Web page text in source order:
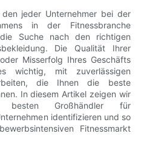
jeder Unternehmer bei der
in der Fitnessbranche
Suche nach den richtigen
Die Qualität Ihrer
Misserfolg Ihres Geschäfts
wichtig, mit zuverlässigen
die Ihnen die beste
In diesem Artikel zeigen wir
Großhändler für
identifizieren und so
Fitnessmarkt